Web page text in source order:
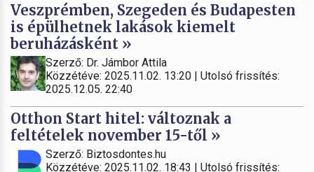
Veszprémben, Szegeden és Budapesten
is épülhetnek lakások kiemelt
beruházásként »
Szerző: Dr. Jámbor Attila
Közzétéve: 2025.11.02. 13:20 | Utolsó frissítés:
2025.12.05. 22:40
Otthon Start hitel: változnak a
feltételek november 15-től »
Szerző: Biztosdontes.hu
Közzétéve: 2025.11.02. 18:43 | Utolsó frissítés: